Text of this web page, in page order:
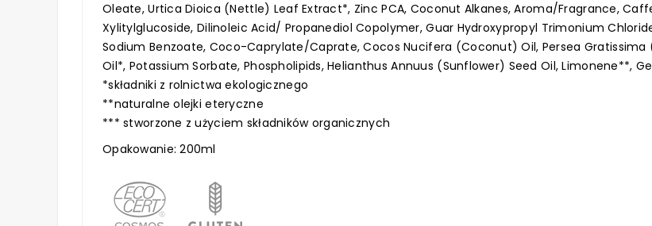
Oleate, Urtica Dioica (Nettle) Leaf Extract*, Zinc PCA, Coconut Alkanes, Aroma/Fragrance,
Xylitylglucoside, Dilinoleic Acid/ Propanediol Copolymer, Guar Hydroxypropyl Trimonium
Sodium Benzoate, Coco-Caprylate/Caprate, Cocos Nucifera (Coconut) Oil, Persea
Oil*, Potassium Sorbate, Phospholipids, Helianthus Annuus (Sunflower) Seed Oil, Limonene**,
*składniki z rolnictwa ekologicznego
**naturalne olejki eteryczne
*** stworzone z użyciem składników organicznych
Opakowanie: 200ml